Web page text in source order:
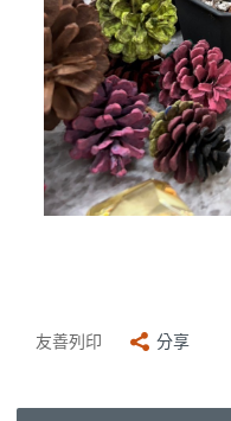
友善列印 分享